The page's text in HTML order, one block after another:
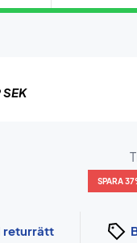
SPARA
returrätt